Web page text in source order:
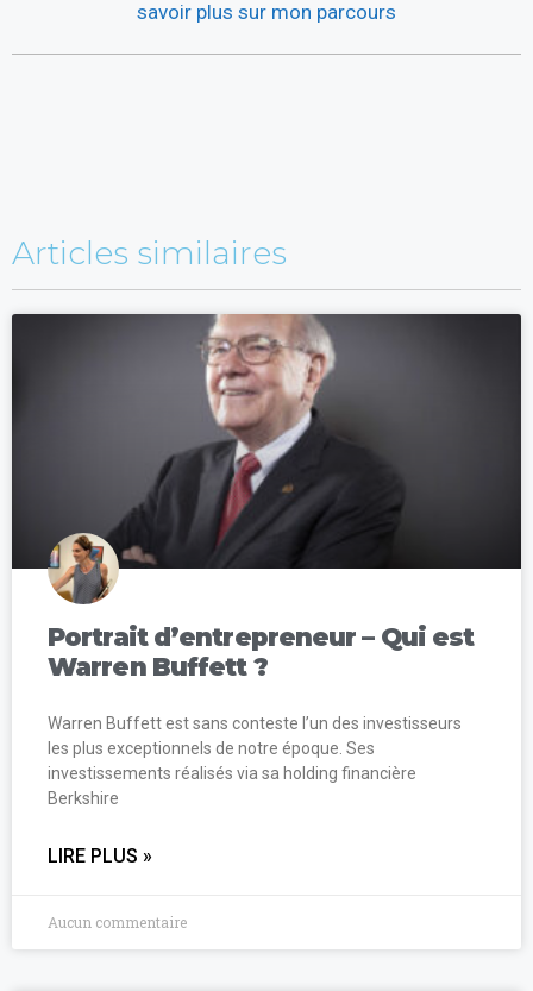
savoir plus sur mon parcours
Articles similaires
Portrait d’entrepreneur – Qui est
Warren Buffett ?
Warren Buffett est sans conteste l’un des investisseurs
les plus exceptionnels de notre époque. Ses
investissements réalisés via sa holding financière
Berkshire
LIRE PLUS »
Aucun commentaire